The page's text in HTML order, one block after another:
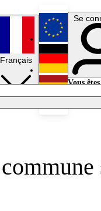
Français
English
Deutsch
Se
Vous